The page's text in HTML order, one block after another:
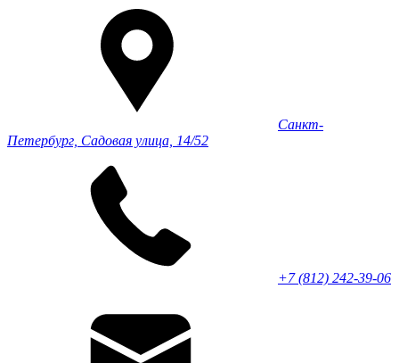
Санкт-
Петербург, Садовая улица, 14/52
+7 (812) 242-39-06